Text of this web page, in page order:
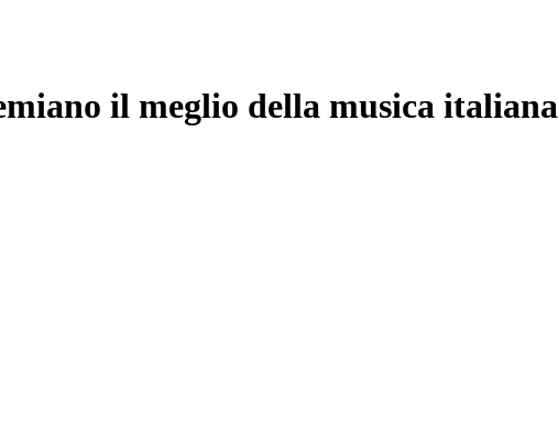
il meglio della musica italiana